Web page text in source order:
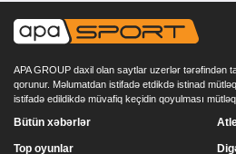
APA GROUP daxil olan saytlar uzerlər tərəfindən
qorunur. Məlumatdan istifadə etdikdə istinad
istifadə edildikdə müvafiq keçidin qoyulması
Bütün xəbərlər
Top oyunlar